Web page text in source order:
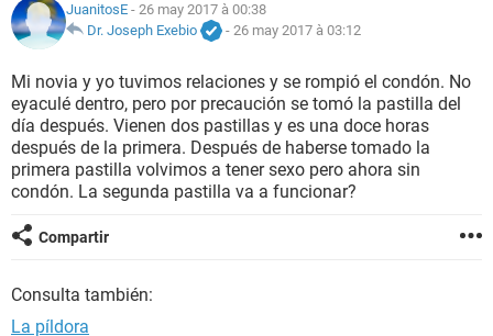
NUTRICIÓN
BIENESTAR
SEXUALIDAD
GLOSARIO
JuanitosE - 26 may 2017 à 00:38
Dr. Joseph Exebio
- 26 may 2017 à 03:12
Mi novia y yo tuvimos relaciones y se rompió el condón. No
eyaculé dentro, pero por precaución se tomó la pastilla del
día después. Vienen dos pastillas y es una doce horas
después de la primera. Después de haberse tomado la
primera pastilla volvimos a tener sexo pero ahora sin
condón. La segunda pastilla va a funcionar?
Compartir
Consulta también:
La píldora